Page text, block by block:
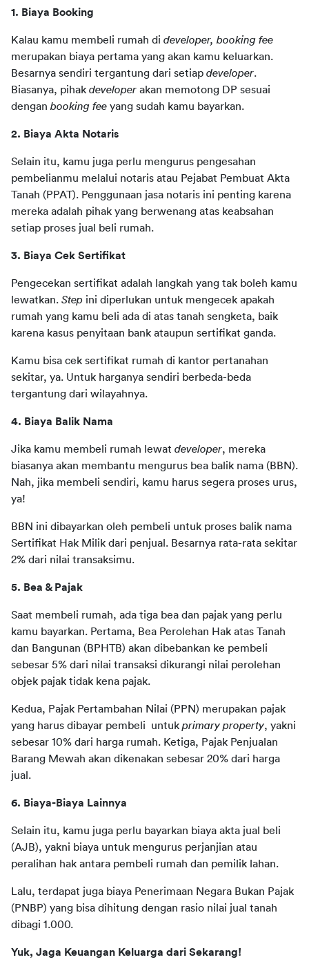
1. Biaya Booking
Kalau kamu membeli rumah di developer, booking fee
merupakan biaya pertama yang akan kamu keluarkan.
Besarnya sendiri tergantung dari setiap developer.
Biasanya, pihak developer akan memotong DP sesuai
dengan booking fee yang sudah kamu bayarkan.
2. Biaya Akta Notaris
Selain itu, kamu juga perlu mengurus pengesahan
pembelianmu melalui notaris atau Pejabat Pembuat Akta
Tanah (PPAT). Penggunaan jasa notaris ini penting karena
mereka adalah pihak yang berwenang atas keabsahan
setiap proses jual beli rumah.
3. Biaya Cek Sertifikat
Pengecekan sertifikat adalah langkah yang tak boleh kamu
lewatkan. Step ini diperlukan untuk mengecek apakah
rumah yang kamu beli ada di atas tanah sengketa, baik
karena kasus penyitaan bank ataupun sertifikat ganda.
Kamu bisa cek sertifikat rumah di kantor pertanahan
sekitar, ya. Untuk harganya sendiri berbeda-beda
tergantung dari wilayahnya.
4. Biaya Balik Nama
Jika kamu membeli rumah lewat developer, mereka
biasanya akan membantu mengurus bea balik nama (BBN).
Nah, jika membeli sendiri, kamu harus segera proses urus,
ya!
BBN ini dibayarkan oleh pembeli untuk proses balik nama
Sertifikat Hak Milik dari penjual. Besarnya rata-rata sekitar
2% dari nilai transaksimu.
5. Bea & Pajak
Saat membeli rumah, ada tiga bea dan pajak yang perlu
kamu bayarkan. Pertama, Bea Perolehan Hak atas Tanah
dan Bangunan (BPHTB) akan dibebankan ke pembeli
sebesar 5% dari nilai transaksi dikurangi nilai perolehan
objek pajak tidak kena pajak.
Kedua, Pajak Pertambahan Nilai (PPN) merupakan pajak
yang harus dibayar pembeli  untuk primary property, yakni
sebesar 10% dari harga rumah. Ketiga, Pajak Penjualan
Barang Mewah akan dikenakan sebesar 20% dari harga
jual.
6. Biaya-Biaya Lainnya
Selain itu, kamu juga perlu bayarkan biaya akta jual beli
(AJB), yakni biaya untuk mengurus perjanjian atau
peralihan hak antara pembeli rumah dan pemilik lahan.
Lalu, terdapat juga biaya Penerimaan Negara Bukan Pajak
(PNBP) yang bisa dihitung dengan rasio nilai jual tanah
dibagi 1.000.
Yuk, Jaga Keuangan Keluarga dari Sekarang!